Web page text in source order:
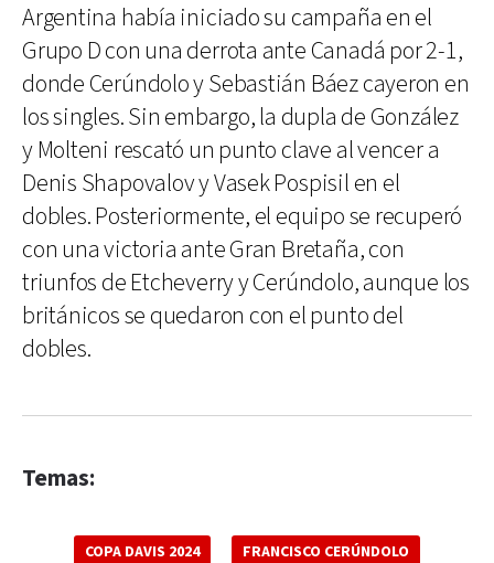
Argentina había iniciado su campaña en el
Grupo D con una derrota ante Canadá por 2-1,
donde Cerúndolo y Sebastián Báez cayeron en
los singles. Sin embargo, la dupla de González
y Molteni rescató un punto clave al vencer a
Denis Shapovalov y Vasek Pospisil en el
dobles. Posteriormente, el equipo se recuperó
con una victoria ante Gran Bretaña, con
triunfos de Etcheverry y Cerúndolo, aunque los
británicos se quedaron con el punto del
dobles.
Temas:
COPA DAVIS 2024 FRANCISCO CERÚNDOLO